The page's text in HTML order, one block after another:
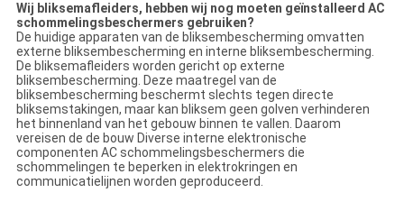
Wij bliksemafleiders, hebben wij nog moeten geïnstalleerd AC
schommelingsbeschermers gebruiken?
De huidige apparaten van de bliksembescherming omvatten
externe bliksembescherming en interne bliksembescherming.
De bliksemafleiders worden gericht op externe
bliksembescherming. Deze maatregel van de
bliksembescherming beschermt slechts tegen directe
bliksemstakingen, maar kan bliksem geen golven verhinderen
het binnenland van het gebouw binnen te vallen. Daarom
vereisen de de bouw Diverse interne elektronische
componenten AC schommelingsbeschermers die
schommelingen te beperken in elektrokringen en
communicatielijnen worden geproduceerd.